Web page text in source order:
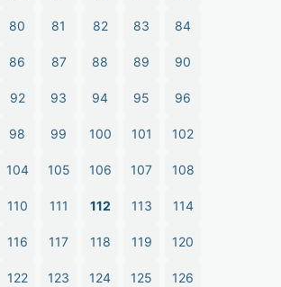
80 81 82 83 84
86 87 88 89 90
92 93 94 95 96
98 99 100 101 102
104 105 106 107 108
110 111 112 113 114
116 117 118 119 120
122 123 124 125 126